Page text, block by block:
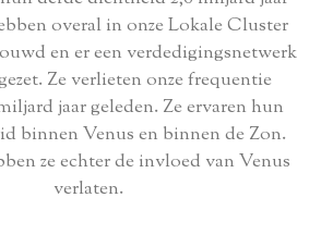
overal in onze Lokale Cluster
en er een verdedigingsnetwerk
Ze verlieten onze frequentie
jaar geleden. Ze ervaren hun
binnen Venus en binnen de Zon.
ze echter de invloed van Venus
verlaten.